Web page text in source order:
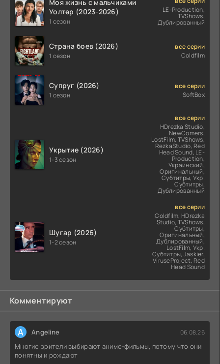
Моя жизнь с мальчиками
Уолтер (2023-2026)
1 сезон
LE-Production,
TVShows,
Дублированный
Страна боев (2026)
1 сезон
все серии
Coldfilm
Супруг (2026)
1 сезон
все серии
SoftBox
Укрытие (2026)
1-3 сезон
все серии
HDrezka Studio,
NewComers,
LostFilm, TVShows,
RezkaStudio, Red
Head Sound, LE-
Production,
Украинский,
Оригинальный,
Субтитры, Укр.
Субтитры,
Дублированный
Шугар (2026)
1-2 сезон
все серии
Coldfilm, HDrezka
Studio, TVShows,
Субтитры,
Оригинальный,
Дублированный,
LostFilm, Укр.
Субтитры, Jaskier,
ViruseProject, Red
Head Sound
Комментируют
A Angeline 06.08.26
Многие зрители выбирают аниме-фильмы, потому что они
понятны и рождают